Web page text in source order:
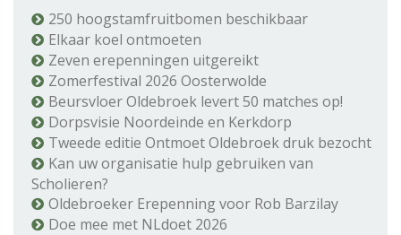
250 hoogstamfruitbomen beschikbaar
Elkaar koel ontmoeten
Zeven erepenningen uitgereikt
Zomerfestival 2026 Oosterwolde
Beursvloer Oldebroek levert 50 matches op!
Dorpsvisie Noordeinde en Kerkdorp
Tweede editie Ontmoet Oldebroek druk bezocht
Kan uw organisatie hulp gebruiken van
Scholieren?
Oldebroeker Erepenning voor Rob Barzilay
Doe mee met NLdoet 2026